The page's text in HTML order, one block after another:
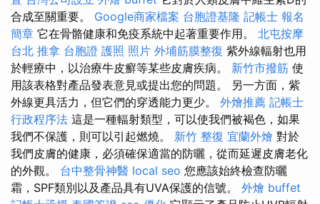
合成至關重要。 Google商家檔案 台胞證基隆 記帳士 報名
簡章 它在骨骼健康和免疫系統中起著重要作用。 北屯按摩
台北 推拿 台胞證 護照 照片 外埔筋膜整復 紫外線輻射也用
於輕療中，以治療牛皮癬等某些皮膚疾病。 新竹市撥筋 使
用該表格對產品發表意見或提出您的問題。 另一方面，紫
外線更具活力，但它們的穿透能力更少。 外燴推薦 記帳士
行政程序法 這是一種輻射類型，可以使我們被褐色，如果
我們不保護，則可以引起燃燒。 新竹 整復 宜蘭外燴 對於
我們皮膚的健康，必須確保適當的防曬，從而延遲皮膚老化
的外觀。 台中整骨神醫 local seo 您應該始終檢查防曬
霜，SPF類別以及產品具有UVA保護的信號。 外燴 buffet